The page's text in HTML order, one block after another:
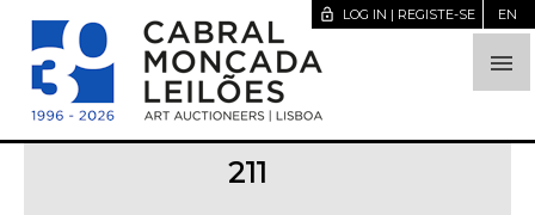

lock_open LOG IN | REGISTE-SE EN
211